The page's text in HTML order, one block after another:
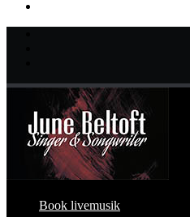
Book livemusik